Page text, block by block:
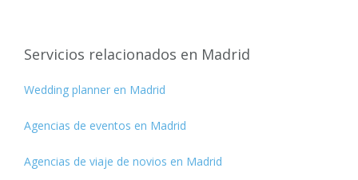
Servicios relacionados en Madrid
Wedding planner en Madrid
Agencias de eventos en Madrid
Agencias de viaje de novios en Madrid